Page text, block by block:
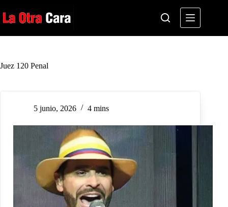
al
contenido
Juez 120 Penal
5 junio, 2026 4 mins